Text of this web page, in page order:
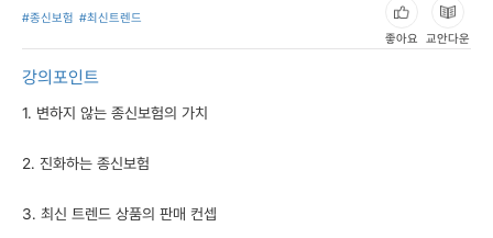
#종신보험 #최신트렌드
좋아요
교안다운
강의포인트
1. 변하지 않는 종신보험의 가치
2. 진화하는 종신보험
3. 최신 트렌드 상품의 판매 컨셉